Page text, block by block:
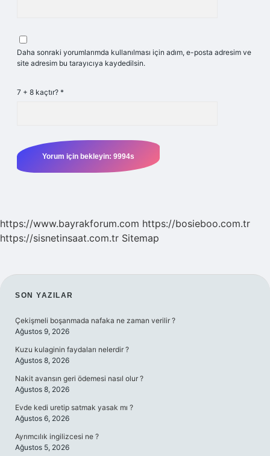
Daha sonraki yorumlarımda kullanılması için adım, e-posta adresim ve
site adresim bu tarayıcıya kaydedilsin.
7 + 8 kaçtır? *
https://www.bayrakforum.com https://bosieboo.com.tr
https://sisnetinsaat.com.tr Sitemap
SIDEBAR
SON YAZILAR
Çekişmeli boşanmada nafaka ne zaman verilir ?
Ağustos 9, 2026
Kuzu kulaginin faydaları nelerdir ?
Ağustos 8, 2026
Nakit avansın geri ödemesi nasıl olur ?
Ağustos 8, 2026
Evde kedi uretip satmak yasak mı ?
Ağustos 6, 2026
Ayrımcılık ingilizcesi ne ?
Ağustos 5, 2026